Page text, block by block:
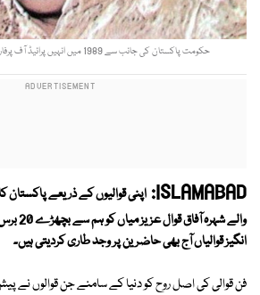
حکومت پاکستان کی جانب سے 1989 میں انہیں پرائیڈ آف پرفارمنس سے نوازا گیا؛ فوٹوفائل
ISLAMABAD: اپنی قوالیوں کے ذریعے پاکستان
والے
انگیز قوالیاں آج بھی حاضرین پر وجد طاری کردیتی ہیں۔
فن قوالی کی اصل روح کو دنیا کے سامنے جن قوالوں نے